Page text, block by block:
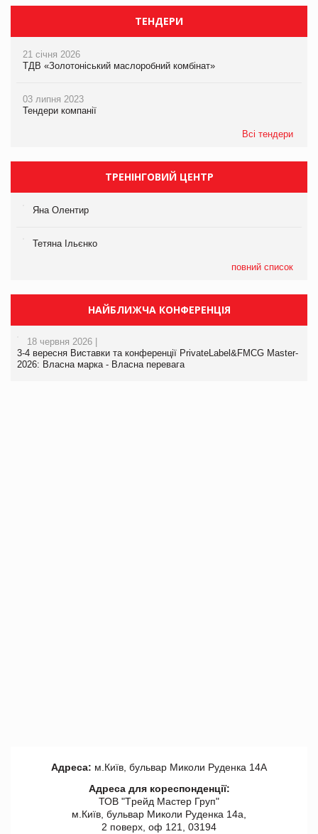
ТЕНДЕРИ
21 січня 2026
ТДВ «Золотоніський маслоробний комбінат»
03 липня 2023
Тендери компанії
Всі тендери
ТРЕНІНГОВИЙ ЦЕНТР
Яна Олентир
Тетяна Ільєнко
повний список
НАЙБЛИЖЧА КОНФЕРЕНЦІЯ
18 червня 2026 |
3-4 вересня Виставки та конференції PrivateLabel&FMCG Master-
2026: Власна марка - Власна перевага
Адреса: м.Київ, бульвар Миколи Руденка 14А
Адреса для кореспонденції:
ТОВ "Tрейд Мастер Груп"
м.Київ, бульвар Миколи Руденка 14а,
2 поверх, оф 121, 03194